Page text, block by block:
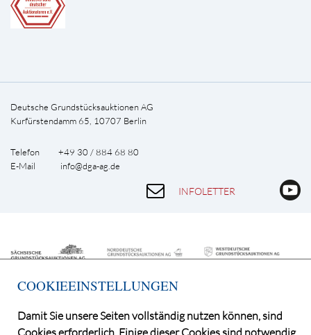
Deutsche Grundstücksauktionen AG
Kurfürstendamm 65, 10707 Berlin
Telefon +49 30 / 884 68 80
E-Mail info@dga-ag.de
INFOLETTER
COOKIEEINSTELLUNGEN
Damit Sie unsere Seiten vollständig nutzen können, sind
Cookies erforderlich. Einige dieser Cookies sind notwendig,